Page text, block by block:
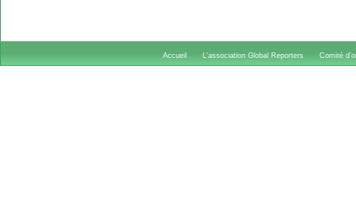
Accueil L'association Global Reporters Comité